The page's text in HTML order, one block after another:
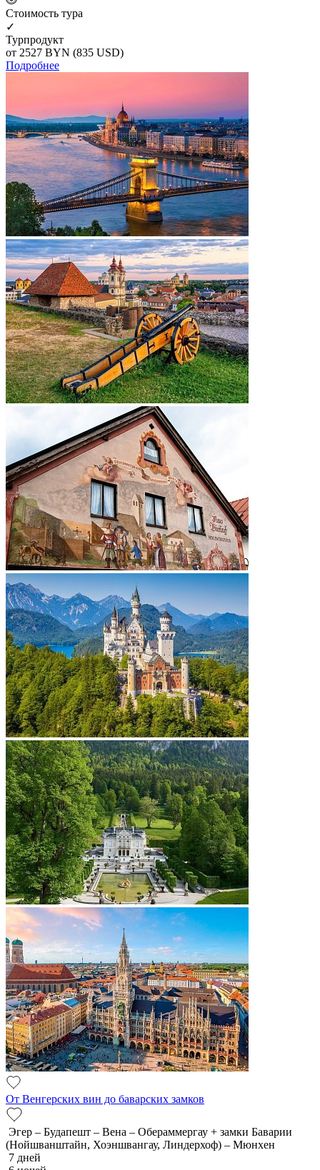
Cтоимость тура
✓
Турпродукт
от 2527 BYN (835 USD)
Подробнее
От Венгерских вин до баварских замков
Эгер – Будапешт – Вена – Обераммергау + замки Баварии
(Нойшванштайн, Хоэншвангау, Линдерхоф) – Мюнхен
7 дней